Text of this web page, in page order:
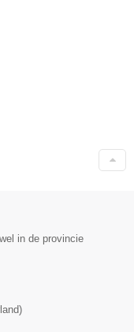
in de provincie
)